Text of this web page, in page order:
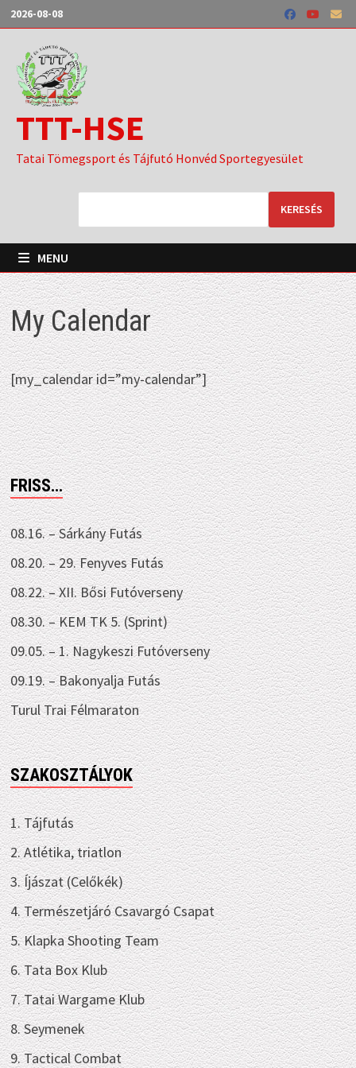
Skip
to
content
2026-08-08
TTT-HSE
Tatai Tömegsport és Tájfutó Honvéd Sportegyesület
KERESÉS
MENU
My Calendar
[my_calendar id=”my-calendar”]
FRISS…
08.16. – Sárkány Futás
08.20. – 29. Fenyves Futás
08.22. – XII. Bősi Futóverseny
08.30. – KEM TK 5. (Sprint)
09.05. – 1. Nagykeszi Futóverseny
09.19. – Bakonyalja Futás
Turul Trai Félmaraton
SZAKOSZTÁLYOK
1. Tájfutás
2. Atlétika, triatlon
3. Íjászat (Celőkék)
4. Természetjáró Csavargó Csapat
5. Klapka Shooting Team
6. Tata Box Klub
7. Tatai Wargame Klub
8. Seymenek
9. Tactical Combat